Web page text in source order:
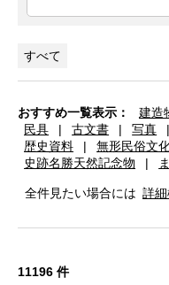
すべて
おすすめ一覧表示： 建造
民具
| 古文書 | 写真 |
歴史資料
| 無形民俗文
史跡名勝天然記念物
|
全件見たい場合には 詳
11196 件